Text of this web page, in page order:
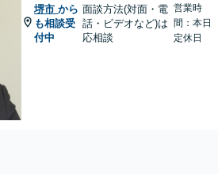
堺市 から
も相談受
付中
面談方法(対面・電
話・ビデオなど)は
応相談
営業時
間：本日
定休日